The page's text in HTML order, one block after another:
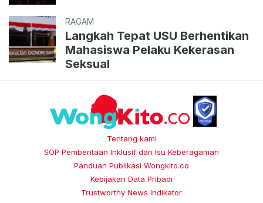
RAGAM
Langkah Tepat USU Berhentikan
Mahasiswa Pelaku Kekerasan
Seksual
Tentang kami
SOP Pemberitaan Inklusif dan Isu Keberagaman
Panduan Publikasi Wongkito.co
Kebijakan Data Pribadi
Trustworthy News Indikator